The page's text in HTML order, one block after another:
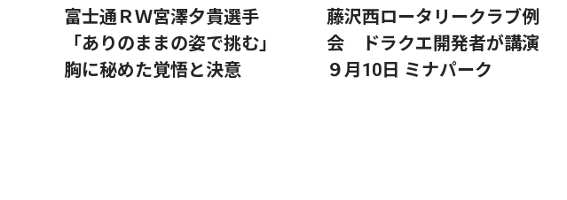
富士通ＲＷ宮澤夕貴選手
「ありのままの姿で挑む」
胸に秘めた覚悟と決意
藤沢西ロータリークラブ例
会 ドラクエ開発者が講演
９月10日 ミナパーク